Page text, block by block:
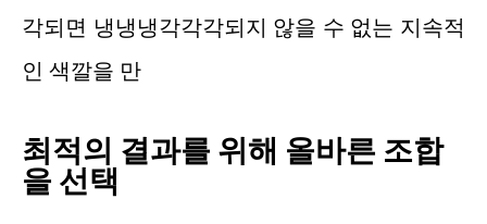
각되면 냉냉냉각각각되지 않을 수 없는 지속적
인 색깔을 만
최적의 결과를 위해 올바른 조합
을 선택